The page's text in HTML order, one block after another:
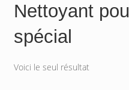
Nettoyant
spécial
Voici le seul résultat